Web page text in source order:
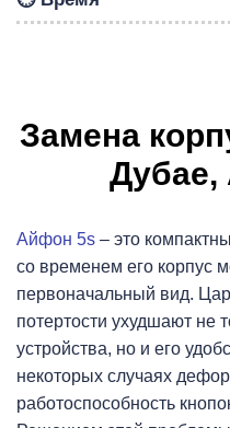
Замена
Дубае,
Айфон 5s – это
со временем его корпус
первоначальный вид.
потертости ухудшают не
устройства, но и его
некоторых случаях
работоспособность